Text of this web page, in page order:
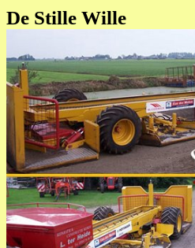
De Stille Wille